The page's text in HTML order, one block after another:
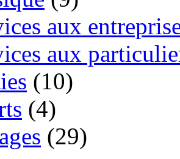
aux
aux
(10)
(4)
(29)